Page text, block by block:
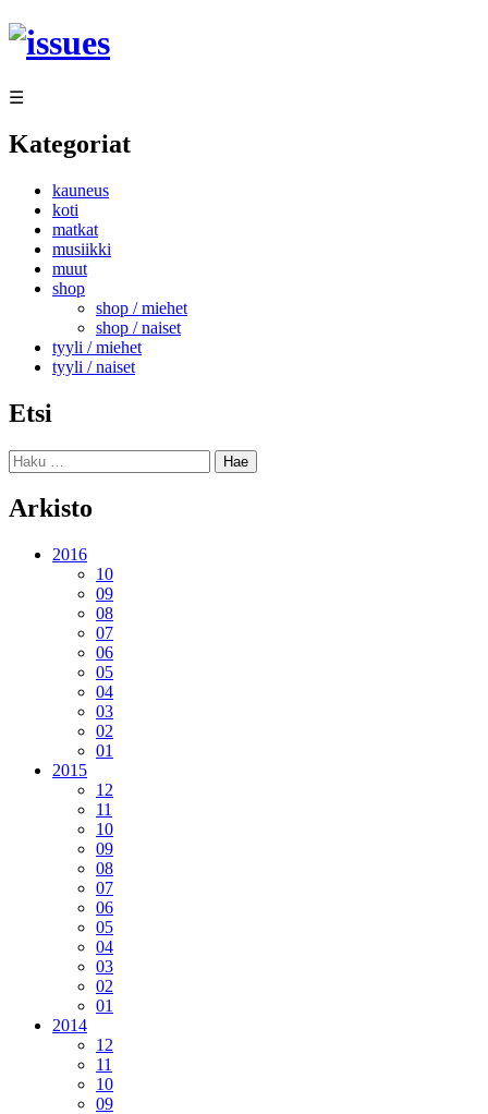
Siirry
sisältöön
☰
Kategoriat
kauneus
koti
matkat
musiikki
muut
shop
shop / miehet
shop / naiset
tyyli / miehet
tyyli / naiset
Etsi
Haku:
Arkisto
2016
10
09
08
07
06
05
04
03
02
01
2015
12
11
10
09
08
07
06
05
04
03
02
01
2014
12
11
10
09